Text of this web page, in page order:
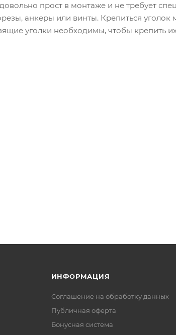
прост в монтаже и не требует
анкеры или винты. Крепиться
уголки необходимы, чтобы крепить
ИНФОРМАЦИЯ
Соглашение на обработку данных
Публичная оферта
Бонусная система